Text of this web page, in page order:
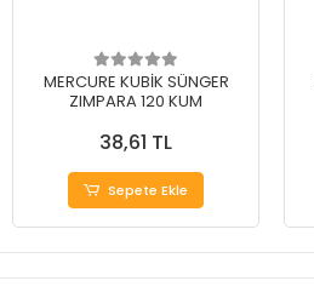
MERCURE KUBİK SÜNGER
ZIMPARA 120 KUM
38,61 TL
Sepete Ekle